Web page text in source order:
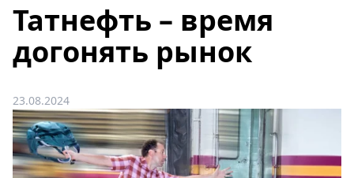
Татнефть – время
догонять рынок
23.08.2024